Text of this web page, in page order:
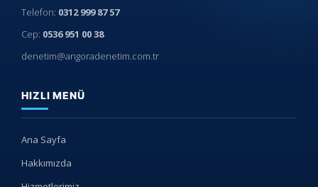
Telefon: 0312 999 87 57
Cep: 0536 951 00 38
denetim@angoradenetim.com.tr
HIZLI MENÜ
Ana Sayfa
Hakkımızda